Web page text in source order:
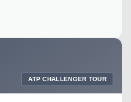
ATP CHALLENGER TOUR